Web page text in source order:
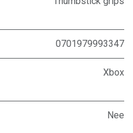
0701979993347
Xbox
Nee